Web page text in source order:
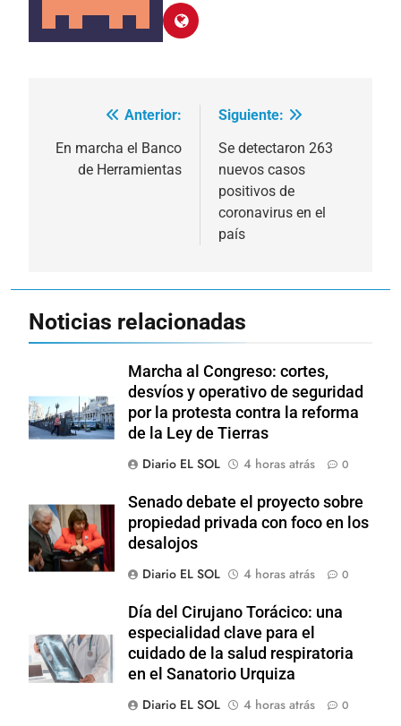
Navegación
de
Anterior:
En marcha el Banco
de Herramientas
Siguiente:
Se detectaron 263
nuevos casos
positivos de
coronavirus en el
país
Noticias relacionadas
Marcha al Congreso: cortes,
desvíos y operativo de seguridad
por la protesta contra la reforma
de la Ley de Tierras
Diario EL SOL
4 horas atrás 0
Senado debate el proyecto sobre
propiedad privada con foco en los
desalojos
Diario EL SOL
4 horas atrás 0
Día del Cirujano Torácico: una
especialidad clave para el
cuidado de la salud respiratoria
en el Sanatorio Urquiza
Diario EL SOL
4 horas atrás 0